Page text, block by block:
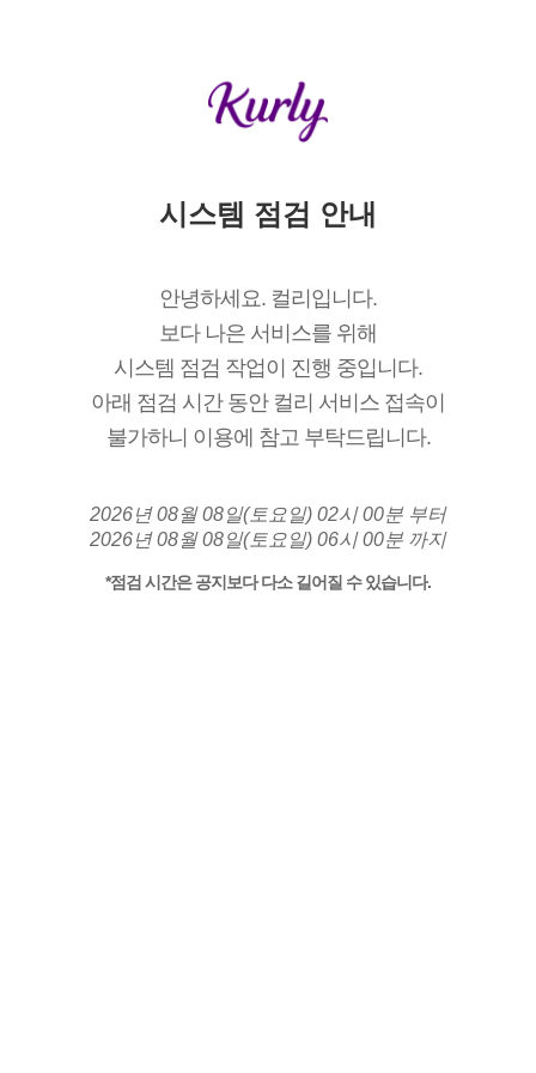
시스템 점검 안내
안녕하세요. 컬리입니다.
보다 나은 서비스를 위해
시스템 점검 작업이 진행 중입니다.
아래 점검 시간 동안 컬리 서비스 접속이
불가하니 이용에 참고 부탁드립니다.
2026년 08월 08일(토요일) 02시 00분 부터
2026년 08월 08일(토요일) 06시 00분 까지
*점검 시간은 공지보다 다소 길어질 수 있습니다.